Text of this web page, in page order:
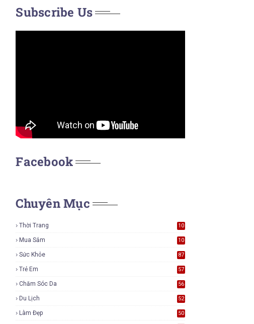
Subscribe Us
Facebook
Chuyên Mục
Thời Trang
10
Mua Sắm
10
Sức Khỏe 87
Trẻ Em 57
Chăm Sóc Da 56
Du Lịch 52
Làm Đẹp 50